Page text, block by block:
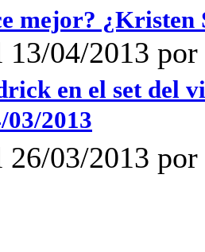
mejor?
13/04/2013
en el set del
03/2013
26/03/2013